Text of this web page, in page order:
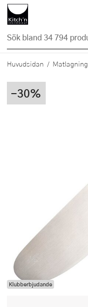
Hopp till huvudinnehållet
Huvudsidan Matlagning
-30%
Klubberbjudande